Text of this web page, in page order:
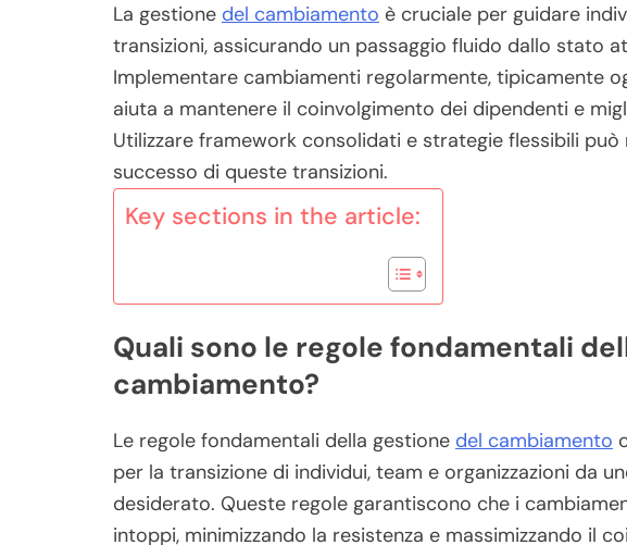
La gestione del cambiamento è cruciale per guidare
transizioni, assicurando un passaggio fluido dallo stato
Implementare cambiamenti regolarmente, tipicamente
aiuta a mantenere il coinvolgimento dei dipendenti e
Utilizzare framework consolidati e strategie flessibili
successo di queste transizioni.
Key sections in the article:
Quali sono le regole fondamentali
cambiamento?
Le regole fondamentali della gestione del cambiamento
per la transizione di individui, team e organizzazioni da
desiderato. Queste regole garantiscono che i
intoppi, minimizzando la resistenza e massimizzando il